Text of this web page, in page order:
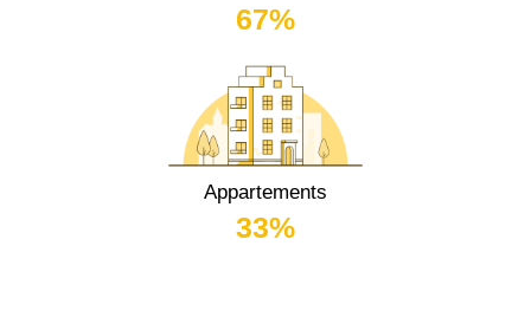
67%
Appartements
33%